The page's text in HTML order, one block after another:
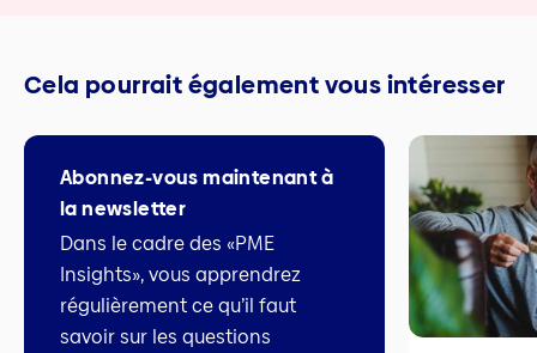
Cela pourrait également vous intéresser
Abonnez-vous maintenant à
la newsletter
Dans le cadre des «PME
Insights», vous apprendrez
régulièrement ce qu’il faut
savoir sur les questions